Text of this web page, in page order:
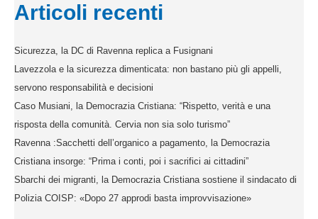
Articoli recenti
Sicurezza, la DC di Ravenna replica a Fusignani
Lavezzola e la sicurezza dimenticata: non bastano più gli appelli,
servono responsabilità e decisioni
Caso Musiani, la Democrazia Cristiana: “Rispetto, verità e una
risposta della comunità. Cervia non sia solo turismo”
Ravenna :Sacchetti dell’organico a pagamento, la Democrazia
Cristiana insorge: “Prima i conti, poi i sacrifici ai cittadini”
Sbarchi dei migranti, la Democrazia Cristiana sostiene il sindacato di
Polizia COISP: «Dopo 27 approdi basta improvvisazione»